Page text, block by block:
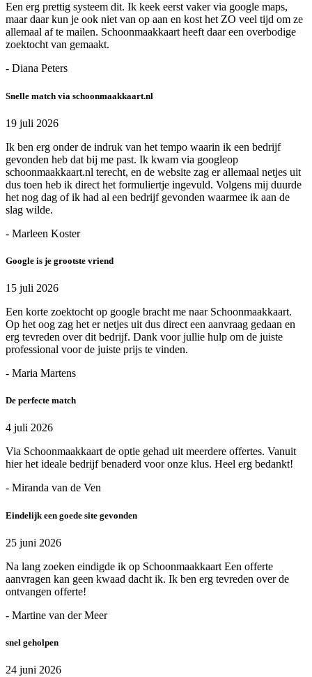
Een erg prettig systeem dit. Ik keek eerst vaker via google maps,
maar daar kun je ook niet van op aan en kost het ZO veel tijd om ze
allemaal af te mailen. Schoonmaakkaart heeft daar een overbodige
zoektocht van gemaakt.
- Diana Peters
Snelle match via schoonmaakkaart.nl
19 juli 2026
Ik ben erg onder de indruk van het tempo waarin ik een bedrijf
gevonden heb dat bij me past. Ik kwam via googleop
schoonmaakkaart.nl terecht, en de website zag er allemaal netjes uit
dus toen heb ik direct het formuliertje ingevuld. Volgens mij duurde
het nog dag of ik had al een bedrijf gevonden waarmee ik aan de
slag wilde.
- Marleen Koster
Google is je grootste vriend
15 juli 2026
Een korte zoektocht op google bracht me naar Schoonmaakkaart.
Op het oog zag het er netjes uit dus direct een aanvraag gedaan en
erg tevreden over dit bedrijf. Dank voor jullie hulp om de juiste
professional voor de juiste prijs te vinden.
- Maria Martens
De perfecte match
4 juli 2026
Via Schoonmaakkaart de optie gehad uit meerdere offertes. Vanuit
hier het ideale bedrijf benaderd voor onze klus. Heel erg bedankt!
- Miranda van de Ven
Eindelijk een goede site gevonden
25 juni 2026
Na lang zoeken eindigde ik op Schoonmaakkaart Een offerte
aanvragen kan geen kwaad dacht ik. Ik ben erg tevreden over de
ontvangen offerte!
- Martine van der Meer
snel geholpen
24 juni 2026